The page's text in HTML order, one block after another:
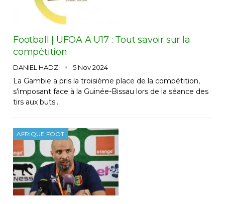
Football | UFOA A U17 : Tout savoir sur la
compétition
DANIEL HADZI 5 Nov 2024
La Gambie a pris la troisième place de la compétition,
s'imposant face à la Guinée-Bissau lors de la séance des
tirs aux buts…
AFRIQUE FOOT